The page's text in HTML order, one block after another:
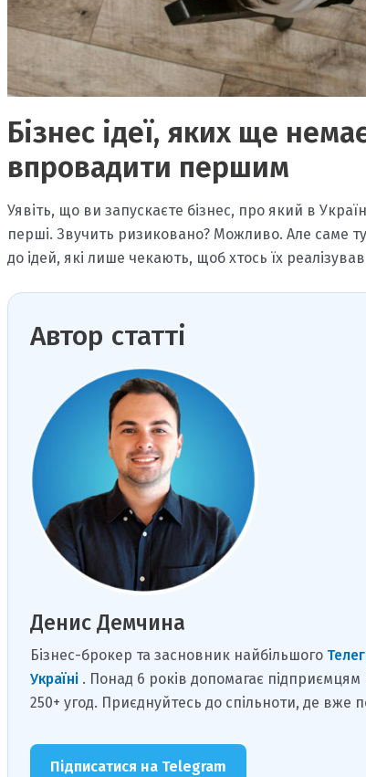
Бізнес ідеї, яких ще
впровадити першим
Уявіть, що ви запускаєте бізнес, про який в
перші. Звучить ризиковано? Можливо. Але саме
до ідей, які лише чекають, щоб хтось їх
Автор статті
Денис Демчина
Бізнес-брокер та засновник найбільшого
Україні . Понад 6 років допомагає
250+ угод. Приєднуйтесь до спільноти, де вже
Підписатися на Telegram